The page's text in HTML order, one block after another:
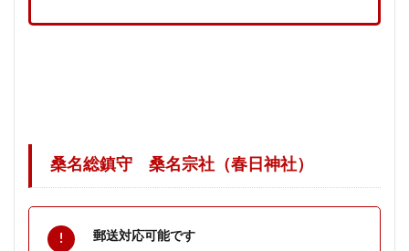
桑名総鎮守 桑名宗社（春日神社）
郵送対応可能です